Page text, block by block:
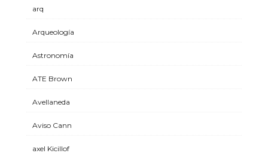
arq
Arqueología
Astronomía
ATE Brown
Avellaneda
Aviso Cann
axel Kicillof